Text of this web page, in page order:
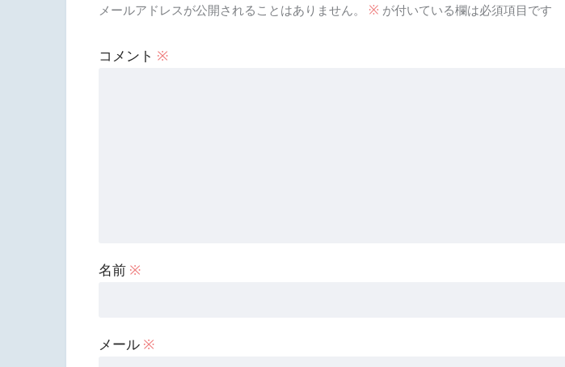
メールアドレスが公開されることはありません。 ※ が付いている欄は必須項目です
コメント ※
名前 ※
メール ※